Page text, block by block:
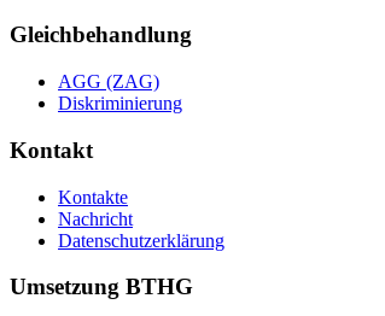
Gleichbehandlung
AGG (ZAG)
Diskriminierung
Kontakt
Kontakte
Nachricht
Datenschutzerklärung
Umsetzung BTHG